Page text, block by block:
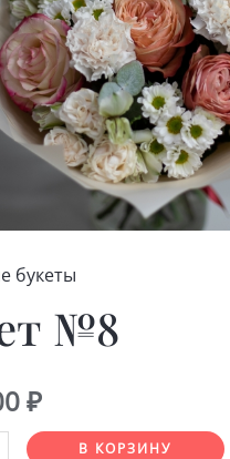
букеты
№8
₽
В КОРЗИНУ